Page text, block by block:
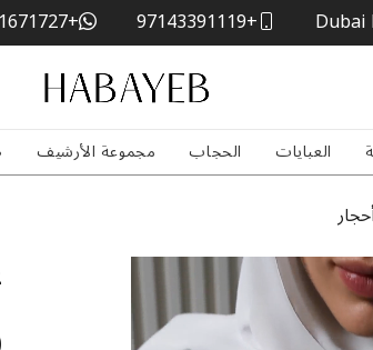
Dubai
+97143391119
+971561671727
العبايات الحجاب مجموعة الأرشيف